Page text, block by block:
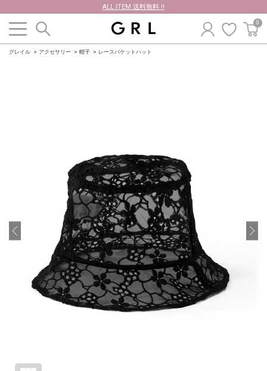
ALL ITEM 送料無料 !!
0
グレイル アクセサリー 帽子 レースバケットハット